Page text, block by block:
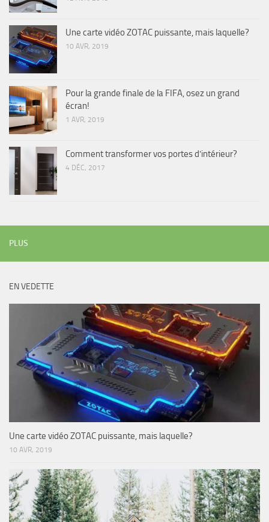
Une carte vidéo ZOTAC puissante, mais laquelle?
10 AVR, 2019
Pour la grande finale de la FIFA, osez un grand
écran!
1 AVR, 2019
Comment transformer vos portes d’intérieur?
4 DÉC, 2017
PLUS
EN VEDETTE
Une carte vidéo ZOTAC puissante, mais laquelle?
10 AVR, 2019